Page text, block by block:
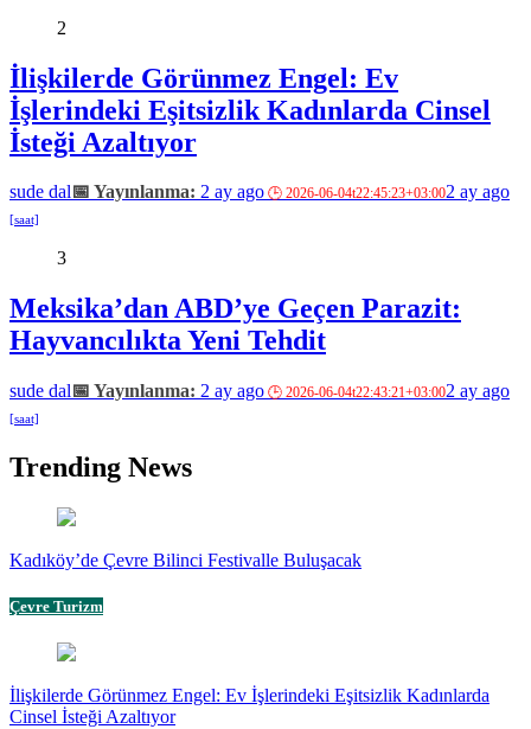
2
İlişkilerde Görünmez Engel: Ev
İşlerindeki Eşitsizlik Kadınlarda Cinsel
İsteği Azaltıyor
sude dal 2 ay ago 2 ay ago
3
Meksika’dan ABD’ye Geçen Parazit:
Hayvancılıkta Yeni Tehdit
sude dal 2 ay ago 2 ay ago
Trending News
Kadıköy’de Çevre Bilinci Festivalle Buluşacak
Çevre Turizm
İlişkilerde Görünmez Engel: Ev İşlerindeki Eşitsizlik Kadınlarda
Cinsel İsteği Azaltıyor